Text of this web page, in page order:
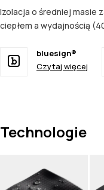
Izolacja o średniej masie
ciepłem a wydajnością
bluesign®
Czytaj więcej
Technologie